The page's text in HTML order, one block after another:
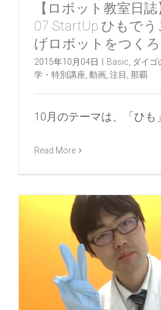
【ロボット教室日
07 StartUp ひもで
げロボットをつくろ
2015年10月04日 Basic ダイゴ
学・特別講座 動画 注目 那覇
10月のテーマは、「ひも
Read More